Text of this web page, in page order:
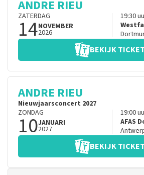
ANDRE RIEU
ZATERDAG
14NOVEMBER
2026
19:30
BEKIJK
ANDRE RIEU
Nieuwjaarsconcert 2027
ZONDAG
10JANUARI
2027
19:00
AFAS
BEKIJK